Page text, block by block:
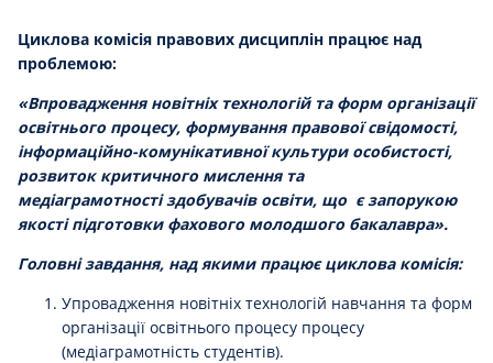
Циклова комісія правових дисциплін працює над
проблемою:
«Впровадження новітніх технологій та форм організації
освітньогопроцесу, формування правової свідомості,
інформаційно-комунікативної культури особистості,
розвиток критичного мислення та
медіаграмотності здобувачів освіти, що є запорукою
якості підготовки фахового молодшого бакалавра».
Головні завдання, над якими працює циклова комісія:
Упровадження новітніх технологій навчання та форм
організації освітнього процесу процесу
(медіаграмотність студентів).